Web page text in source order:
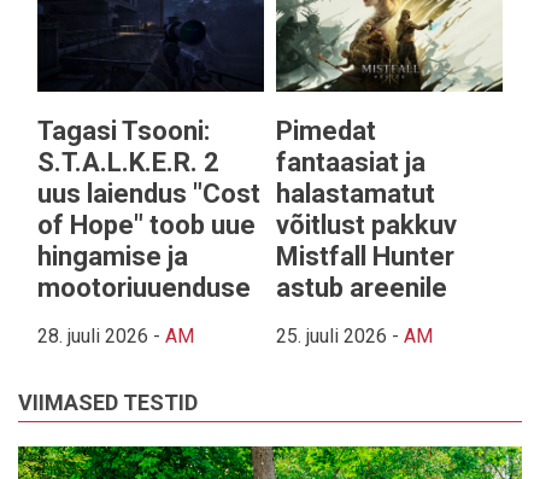
Tagasi Tsooni:
S.T.A.L.K.E.R. 2
uus laiendus "Cost
of Hope" toob uue
hingamise ja
mootoriuuenduse
28. juuli 2026 - AM
Pimedat
fantaasiat ja
halastamatut
võitlust pakkuv
Mistfall Hunter
astub areenile
25. juuli 2026 - AM
VIIMASED TESTID